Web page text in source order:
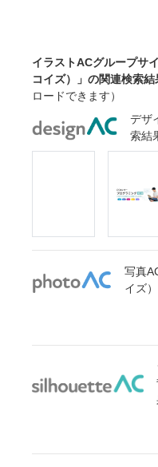
イラストACグループサ
コイズ）」の関連検索結
ロードできます）
デザ
索結
写真
イズ